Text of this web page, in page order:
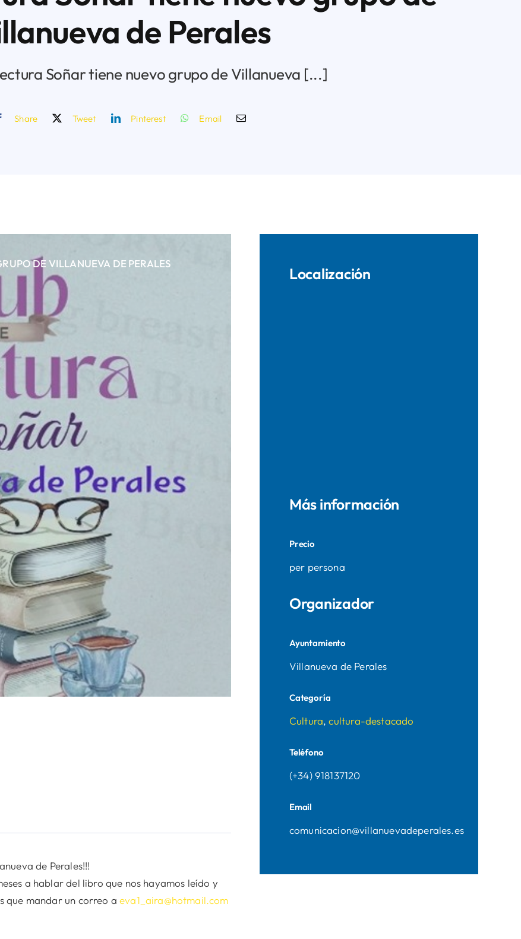
de Perales
lectura Soñar tiene nuevo grupo de Villanueva [...]
Share Tweet Pinterest Email
DE VILLANUEVA DE PERALES
de Perales!!!
a hablar del libro que nos hayamos leído y
que mandar un correo aeva1_aira@hotmail.com
Localización
Más información
Precio
per persona
Organizador
Ayuntamiento
Villanueva de Perales
Categoría
Cultura,cultura-destacado
Teléfono
(+34) 918137120
Email
comunicacion@villanuevadeperales.es